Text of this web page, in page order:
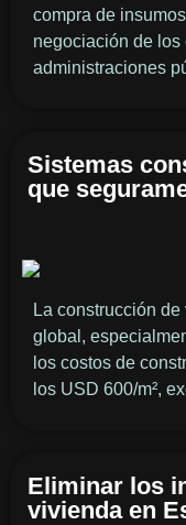
compra de
negociación de los
administraciones
Sistemas
que
La construcción
global,
los costos de
los USD 600/m²,
Eliminar los
vivienda en